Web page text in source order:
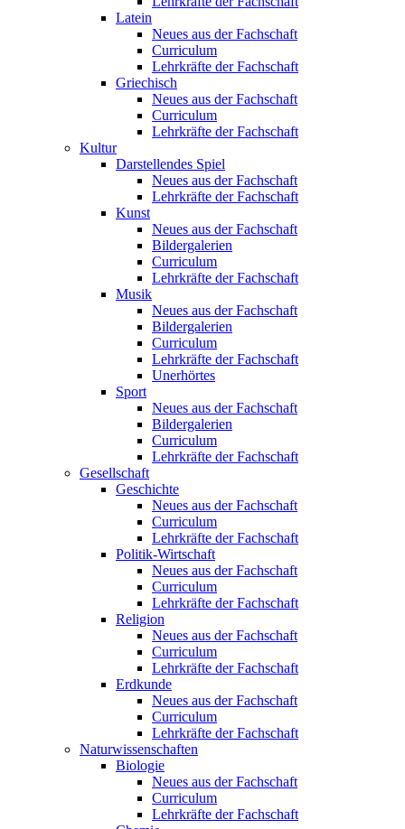
Latein
Neues aus der Fachschaft
Curriculum
Lehrkräfte der Fachschaft
Griechisch
Neues aus der Fachschaft
Curriculum
Lehrkräfte der Fachschaft
Kultur
Darstellendes Spiel
Neues aus der Fachschaft
Lehrkräfte der Fachschaft
Kunst
Neues aus der Fachschaft
Bildergalerien
Curriculum
Lehrkräfte der Fachschaft
Musik
Neues aus der Fachschaft
Bildergalerien
Curriculum
Lehrkräfte der Fachschaft
Unerhörtes
Sport
Neues aus der Fachschaft
Bildergalerien
Curriculum
Lehrkräfte der Fachschaft
Gesellschaft
Geschichte
Neues aus der Fachschaft
Curriculum
Lehrkräfte der Fachschaft
Politik-Wirtschaft
Neues aus der Fachschaft
Curriculum
Lehrkräfte der Fachschaft
Religion
Neues aus der Fachschaft
Curriculum
Lehrkräfte der Fachschaft
Erdkunde
Neues aus der Fachschaft
Curriculum
Lehrkräfte der Fachschaft
Naturwissenschaften
Biologie
Neues aus der Fachschaft
Curriculum
Lehrkräfte der Fachschaft